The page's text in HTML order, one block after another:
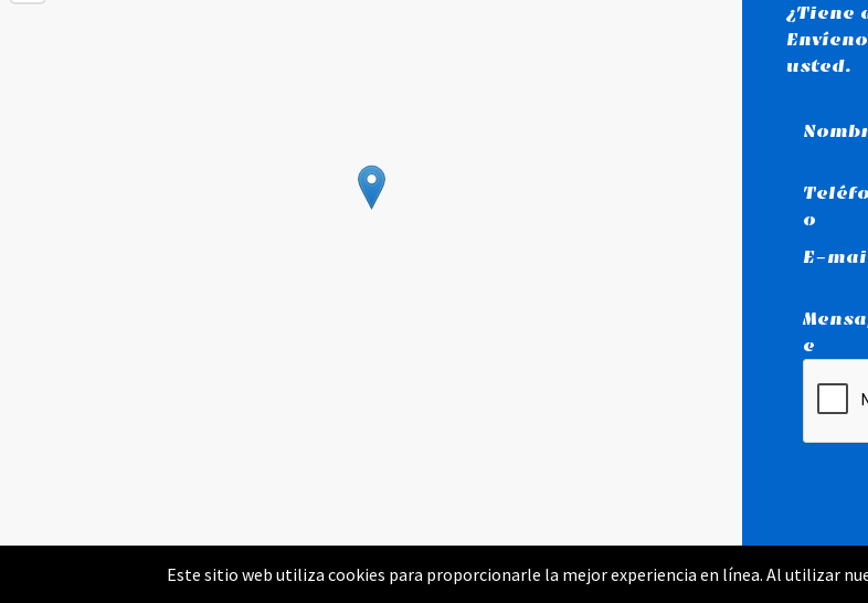
¿Tiene
usted.
o
E-
e
Este sitio web utiliza cookies para proporcionarle la mejor experiencia en línea. Al utilizar